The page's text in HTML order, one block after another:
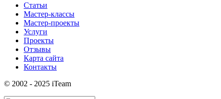
Статьи
Мастер-классы
Мастер-проекты
Услуги
Проекты
Отзывы
Карта сайта
Контакты
© 2002 - 2025 iTeam